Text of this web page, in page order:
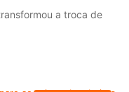
a troca de